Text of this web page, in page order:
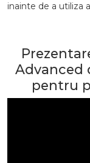
inainte de a utiliza
Advanced
pentru